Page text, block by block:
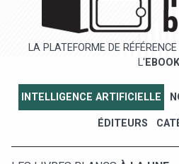
LA PLATEFORME DE RÉFÉRENCE
L' EBOOK
INTELLIGENCE ARTIFICIELLE
ÉDITEURS